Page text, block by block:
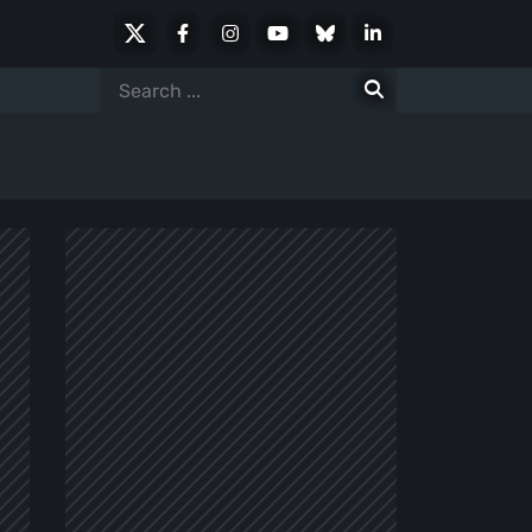
FacebookInstagramYoutubeBlueskyLinkedIn
Search